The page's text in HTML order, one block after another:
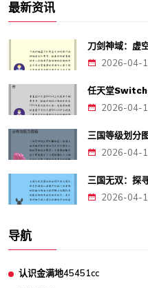
最新资讯
刀剑神域：虚
2026-04-
任天堂Switch
2026-04-
三国等级划分
2026-04-
三国无双：探
2026-04-
导航
认识金满地45451cc